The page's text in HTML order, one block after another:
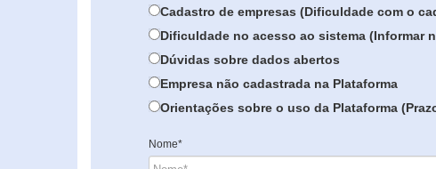
Cadastro de empresas (Dificuldade com o
Dificuldade no acesso ao sistema (Informar
Dúvidas sobre dados abertos
Empresa não cadastrada na Plataforma
Orientações sobre o uso da Plataforma
Nome*